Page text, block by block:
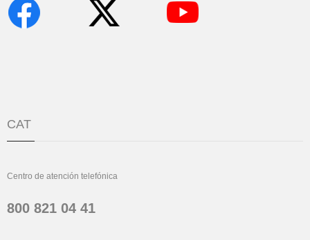
CAT
Centro de atención telefónica
800 821 04 41